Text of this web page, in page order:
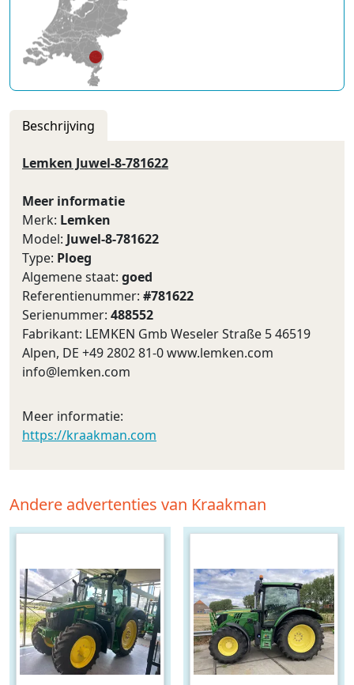
Beschrijving
Lemken Juwel-8-781622
Meer informatie
Merk: Lemken
Model: Juwel-8-781622
Type: Ploeg
Algemene staat: goed
Referentienummer: #781622
Serienummer: 488552
Fabrikant: LEMKEN Gmb Weseler Straße 5 46519
Alpen, DE +49 2802 81-0 www.lemken.com
info@lemken.com
Meer informatie:
https://kraakman.com
Andere advertenties van Kraakman